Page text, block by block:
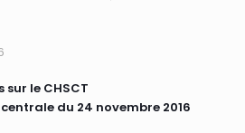
le CHSCT
du 24 novembre 2016